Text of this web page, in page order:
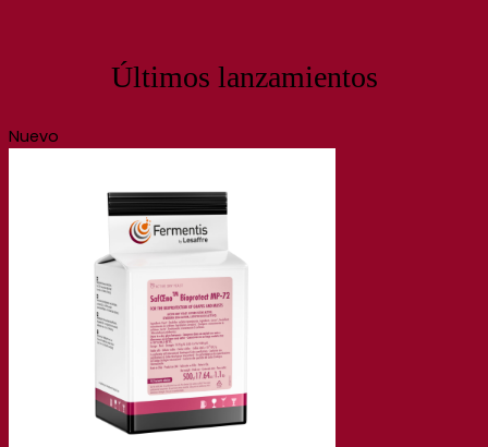
Últimos lanzamientos
Nuevo